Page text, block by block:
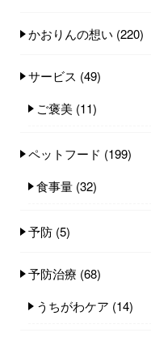
かおりんの想い (220)
サービス (49)
ご褒美 (11)
ペットフード (199)
食事量 (32)
予防 (5)
予防治療 (68)
うちがわケア (14)